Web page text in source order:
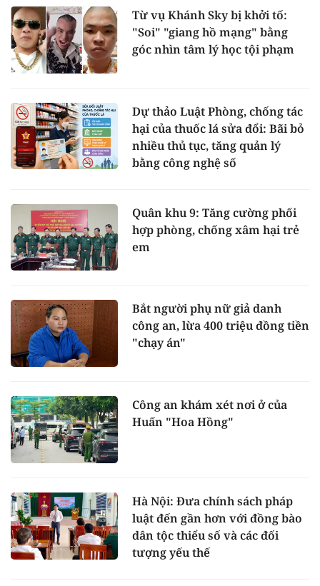
Từ vụ Khánh Sky bị khởi tố:
"Soi" "giang hồ mạng" bằng
góc nhìn tâm lý học tội phạm
Dự thảo Luật Phòng, chống tác
hại của thuốc lá sửa đổi: Bãi bỏ
nhiều thủ tục, tăng quản lý
bằng công nghệ số
Quân khu 9: Tăng cường phối
hợp phòng, chống xâm hại trẻ
em
Bắt người phụ nữ giả danh
công an, lừa 400 triệu đồng tiền
"chạy án"
Công an khám xét nơi ở của
Huấn "Hoa Hồng"
Hà Nội: Đưa chính sách pháp
luật đến gần hơn với đồng bào
dân tộc thiểu số và các đối
tượng yếu thế